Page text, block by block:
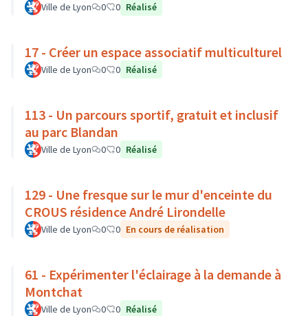
Ville de Lyon 0 0 Réalisé
17 - Créer un espace associatif multiculturel
Ville de Lyon 0 0 Réalisé
113 - Un parcours sportif, gratuit et inclusif
au parc Blandan
Ville de Lyon 0 0 Réalisé
129 - Une fresque sur le mur d'enceinte du
CROUS résidence André Lirondelle
Ville de Lyon 0 0 En cours de réalisation
61 - Expérimenter l'éclairage à la demande à
Montchat
Ville de Lyon 0 0 Réalisé